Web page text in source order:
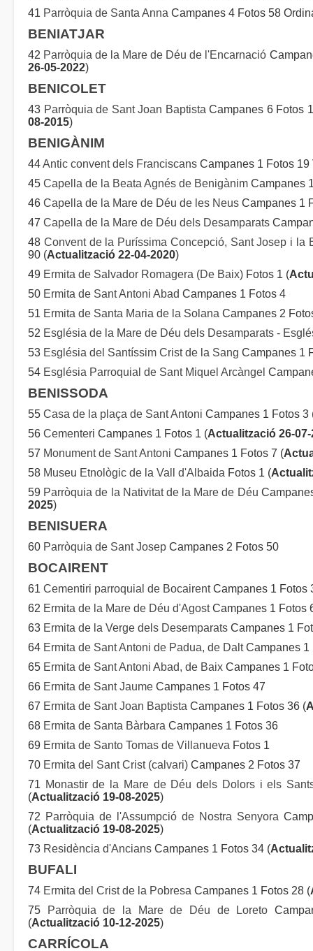
41 Parròquia de Santa Anna Campanes 4 Fotos 58
BENIATJAR
42 Parròquia de la Mare de Déu de l'Encarnació
26-05-2022)
BENICOLET
43 Parròquia de Sant Joan Baptista Campanes 6 Fotos
08-2015)
BENIGÀNIM
44Antic convent dels Franciscans Campanes 1 Fotos 19
45 Capella de la Beata Agnés de Benigànim Campanes
46 Capella de la Mare de Déu de les Neus Campanes 1
47 Capella de la Mare de Déu dels Desamparats
48 Convent de la Puríssima Concepció, Sant Josep i la
90 (Actualització 22-04-2020)
49 Ermita de Salvador Romagera (De Baix) Fotos 1 (
50 Ermita de Sant Antoni Abad Campanes 1 Fotos 4
51 Ermita de Santa Maria de la Solana Campanes 2
52 Església de la Mare de Déu dels Desamparats -
53 Església del Santíssim Crist de la Sang Campanes 1
54 Església Parroquial de Sant Miquel Arcàngel
BENISSODA
55 Casa de la plaça de Sant Antoni Campanes 1 Fotos 3
56 Cementeri Campanes 1 Fotos 1 (Actualització 26-07-
57 Monument de Sant Antoni Campanes 1 Fotos 7 (
58 Museu Etnològic de la Vall d'Albaida Fotos 1 (
59 Parròquia de la Nativitat de la Mare de Déu
2025)
BENISUERA
60 Parròquia de Sant Josep Campanes 2 Fotos 50
BOCAIRENT
61 Cementiri parroquial de BocairentCampanes 1 Fotos
62 Ermita de la Mare de Déu d'AgostCampanes 1 Fotos
63 Ermita de la Verge dels Desemparats Campanes 1
64 Ermita de Sant Antoni de Padua, de DaltCampanes 1
65 Ermita de Sant Antoni Abad, de Baix Campanes 1
66 Ermita de Sant Jaume Campanes 1 Fotos 47
67 Ermita de Sant Joan Baptista Campanes 1 Fotos 36 (
68 Ermita de Santa Bàrbara Campanes 1 Fotos 36
69 Ermita de Santo Tomas de Villanueva Fotos 1
70 Ermita del Sant Crist (calvari) Campanes 2 Fotos 37
71 Monastir de la Mare de Déu dels Dolors i els
(Actualització 19-08-2025)
72 Parròquia de l'Assumpció de Nostra Senyora
(Actualització 19-08-2025)
73 Residència d'Ancians Campanes 1 Fotos 34 (
BUFALI
74 Ermita del Crist de la Pobresa Campanes 1 Fotos 28 (
75
Parròquia de la Mare de Déu de Loreto
(Actualització 10-12-2025)
CARRÍCOLA